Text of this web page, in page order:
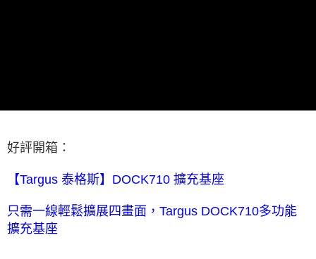
好評開箱：
【Targus 泰格斯】DOCK710 擴充基座
只需一線輕鬆擴展四畫面，Targus DOCK710多功能
擴充基座